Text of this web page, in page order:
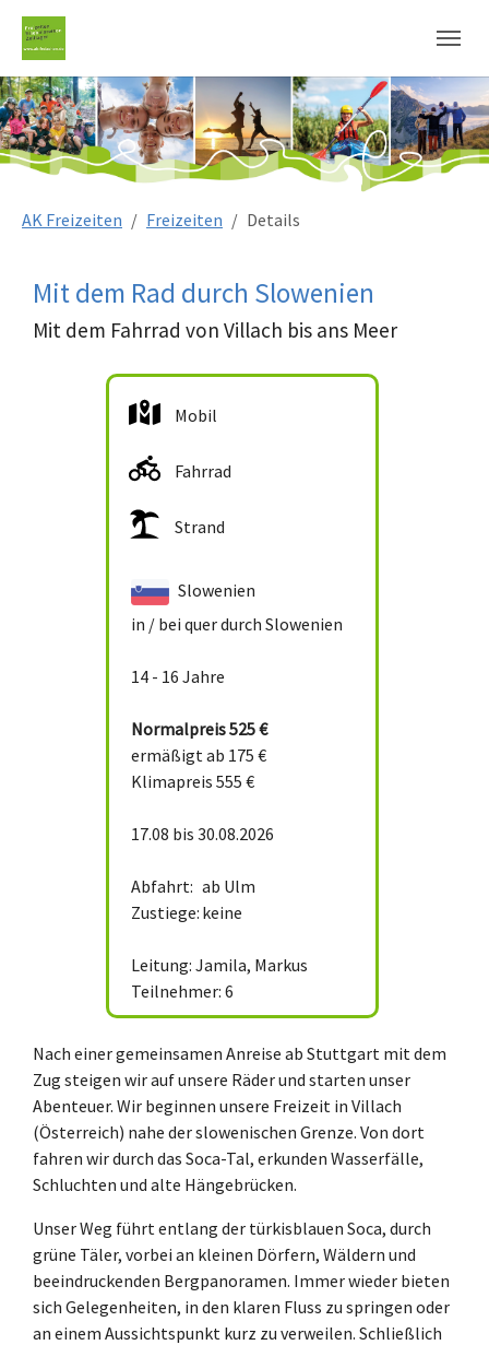
AK Freizeiten Freizeiten Details
Mit dem Rad durch Slowenien
Mit dem Fahrrad von Villach bis ans Meer
Mobil
Fahrrad
Strand
Slowenien
in / bei quer durch Slowenien
14 - 16 Jahre
Normalpreis525 €
ermäßigt ab 175 €
Klimapreis 555 €
17.08 bis 30.08.2026
Abfahrt: ab Ulm
Zustiege: keine
Leitung: Jamila, Markus
Teilnehmer: 6
Nach einer gemeinsamen Anreise ab Stuttgart mit dem
Zug steigen wir auf unsere Räder und starten unser
Abenteuer. Wir beginnen unsere Freizeit in Villach
(Österreich) nahe der slowenischen Grenze. Von dort
fahren wir durch das Soca-Tal, erkunden Wasserfälle,
Schluchten und alte Hängebrücken.
Unser Weg führt entlang der türkisblauen Soca, durch
grüne Täler, vorbei an kleinen Dörfern, Wäldern und
beeindruckenden Bergpanoramen. Immer wieder bieten
sich Gelegenheiten, in den klaren Fluss zu springen oder
an einem Aussichtspunkt kurz zu verweilen. Schließlich